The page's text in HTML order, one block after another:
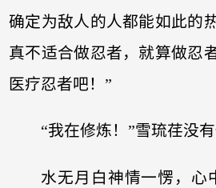
确定为敌人的人都能如此的
真不适合做忍者，就算做忍
医疗忍者吧！”
“我在修炼！”雪琉荏没
水无月白神情一愣，心